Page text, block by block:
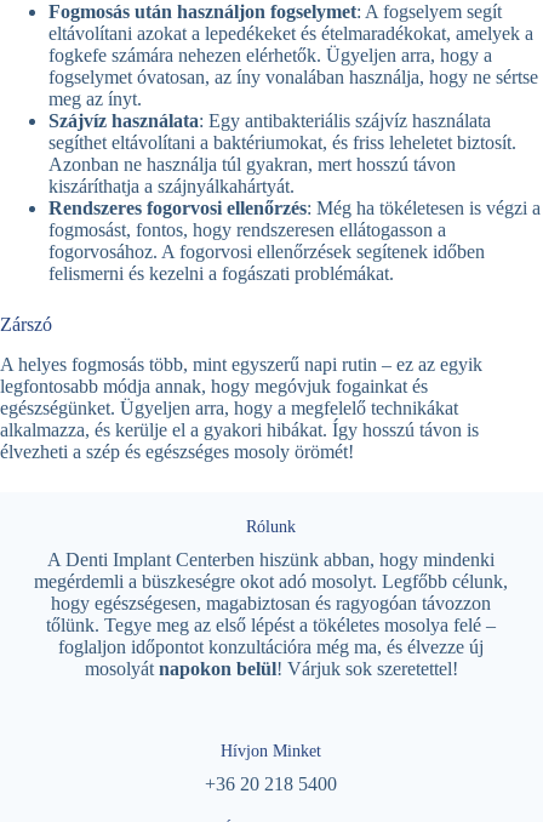
Fogmosás után használjon fogselymet: A fogselyem segít
eltávolítani azokat a lepedékeket és ételmaradékokat, amelyek a
fogkefe számára nehezen elérhetők. Ügyeljen arra, hogy a
fogselymet óvatosan, az íny vonalában használja, hogy ne sértse
meg az ínyt.
Szájvíz használata: Egy antibakteriális szájvíz használata
segíthet eltávolítani a baktériumokat, és friss leheletet biztosít.
Azonban ne használja túl gyakran, mert hosszú távon
kiszáríthatja a szájnyálkahártyát.
Rendszeres fogorvosi ellenőrzés: Még ha tökéletesen is végzi a
fogmosást, fontos, hogy rendszeresen ellátogasson a
fogorvosához. A fogorvosi ellenőrzések segítenek időben
felismerni és kezelni a fogászati problémákat.
Zárszó
A helyes fogmosás több, mint egyszerű napi rutin – ez az egyik
legfontosabb módja annak, hogy megóvjuk fogainkat és
egészségünket. Ügyeljen arra, hogy a megfelelő technikákat
alkalmazza, és kerülje el a gyakori hibákat. Így hosszú távon is
élvezheti a szép és egészséges mosoly örömét!
Rólunk
A Denti Implant Centerben hiszünk abban, hogy mindenki
megérdemli a büszkeségre okot adó mosolyt. Legfőbb célunk,
hogy egészségesen, magabiztosan és ragyogóan távozzon
tőlünk. Tegye meg az első lépést a tökéletes mosolya felé –
foglaljon időpontot konzultációra még ma, és élvezze új
mosolyát napokon belül! Várjuk sok szeretettel!
Hívjon Minket
+36 20 218 5400